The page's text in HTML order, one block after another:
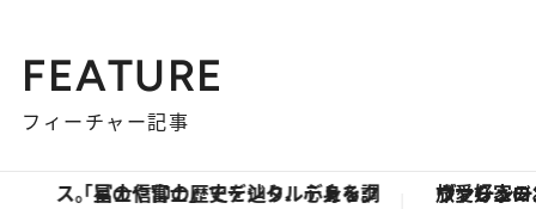
FEATURE
フィーチャー記事
「星のや富士」でデジタルデトックス。冨士信仰の歴史を辿り、心身を調える。 ヴァシュロン・コンスタンタ